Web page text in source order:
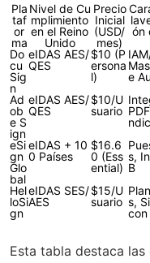
Pla
taf
or
ma
Nivel de Cu
mplimiento
en el Reino
Unido
Precio
Inicial
(USD/
mes)
ón
Do
cu
Sig
n
eIDAS AES/
QES
$10 (P
ersona
l)
e
Ad
ob
e S
ign
eIDAS AES/
QES
$10/U
suario
eSi
gn
Glo
bal
eIDAS + 10
0 Países
$16.6
0 (Ess
ential)
s,
B
Hel
loSi
gn
eIDAS SES/
AES
$15/U
suario s,
con
Esta tabla destaca